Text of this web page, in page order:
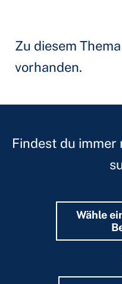
Zu diesem
vorhanden.
Findest du immer
Wähle